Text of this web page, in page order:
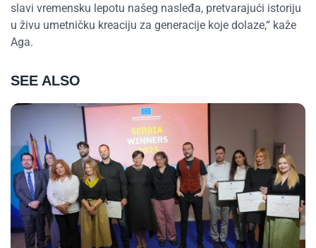
slavi vremensku lepotu našeg nasleđa, pretvarajući istoriju
u živu umetničku kreaciju za generacije koje dolaze,“ kaže
Aga.
SEE ALSO